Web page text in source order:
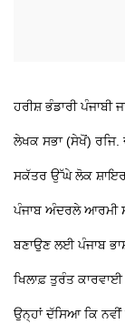
ਹਰੀਸ਼ ਭੰਡਾਰੀ ਪੰਜਾਬੀ
ਲੇਖਕ ਸਭਾ (ਸੇਖੋਂ)
ਸਕੱਤਰ ਉੱਘੇ ਲੋਕ ਸ਼ਾਇਰ
ਪੰਜਾਬ ਅੰਦਰਲੇ ਆਰਮੀ
ਬਣਾਉਣ ਲਈ ਪੰਜਾਬ
ਖਿਲਾਫ਼ ਤੁਰੰਤ
ਉਨ੍ਹਾਂ ਦੱਸਿਆ ਕਿ ਨਵੀਂ